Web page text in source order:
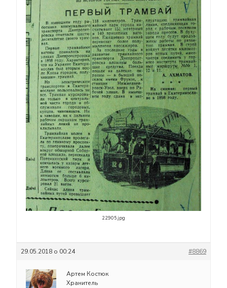
22905.jpg
29.05.2018 о 00:24 #8869
Артем Костюк
Хранитель